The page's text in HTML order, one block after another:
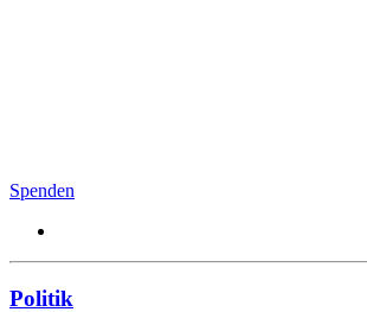
Spenden
Politik